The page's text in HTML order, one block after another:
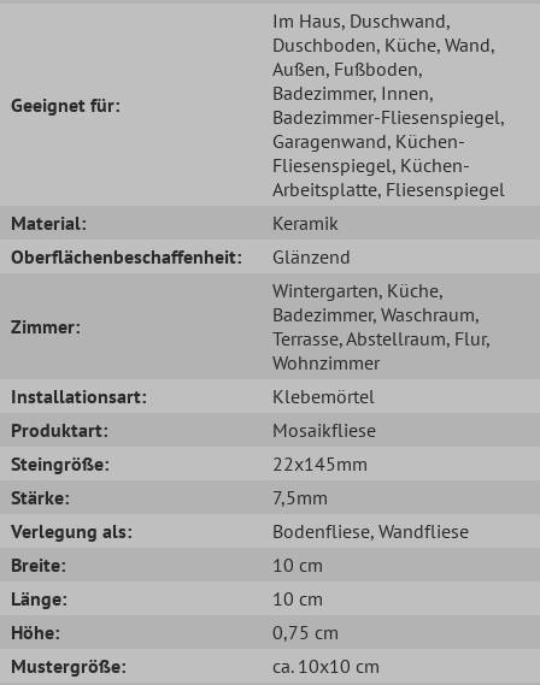
Geeignet für:
Im Haus, Duschwand,
Duschboden, Küche, Wand,
Außen, Fußboden,
Badezimmer, Innen,
Badezimmer-Fliesenspiegel,
Garagenwand, Küchen-
Fliesenspiegel, Küchen-
Arbeitsplatte, Fliesenspiegel
Material:
Keramik
Oberflächenbeschaffenheit:
Glänzend
Zimmer:
Wintergarten, Küche,
Badezimmer, Waschraum,
Terrasse, Abstellraum, Flur,
Wohnzimmer
Installationsart:
Klebemörtel
Produktart:
Mosaikfliese
Steingröße:
22x145mm
Stärke:
7,5mm
Verlegung als:
Bodenfliese, Wandfliese
Breite:
10 cm
Länge:
10 cm
Höhe:
0,75 cm
Mustergröße:
ca. 10x10 cm